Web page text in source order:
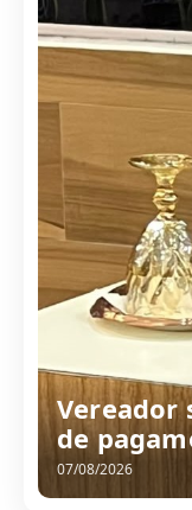
Vereador
de
07/08/2026